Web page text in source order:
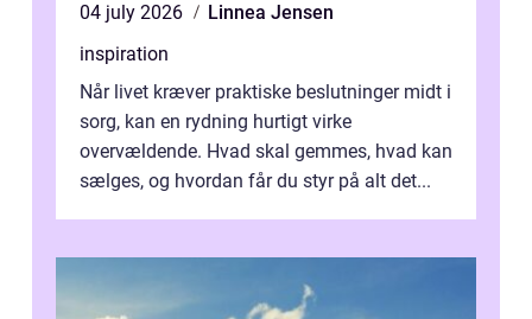
04 july 2026
Linnea Jensen
inspiration
Når livet kræver praktiske beslutninger midt i
sorg, kan en rydning hurtigt virke
overvældende. Hvad skal gemmes, hvad kan
sælges, og hvordan får du styr på alt det...